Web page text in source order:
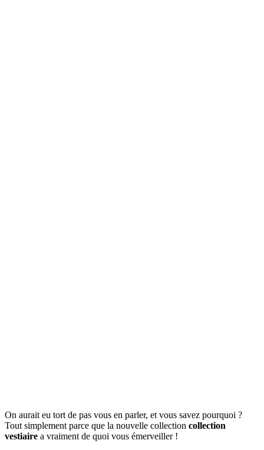
On aurait eu tort de pas vous en parler, et vous savez pourquoi ?
Tout simplement parce que la nouvelle collection collection
vestiaire a vraiment de quoi vous émerveiller !